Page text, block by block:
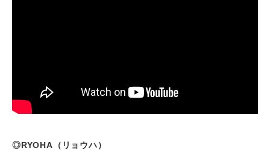
◎RYOHA（リョウハ）